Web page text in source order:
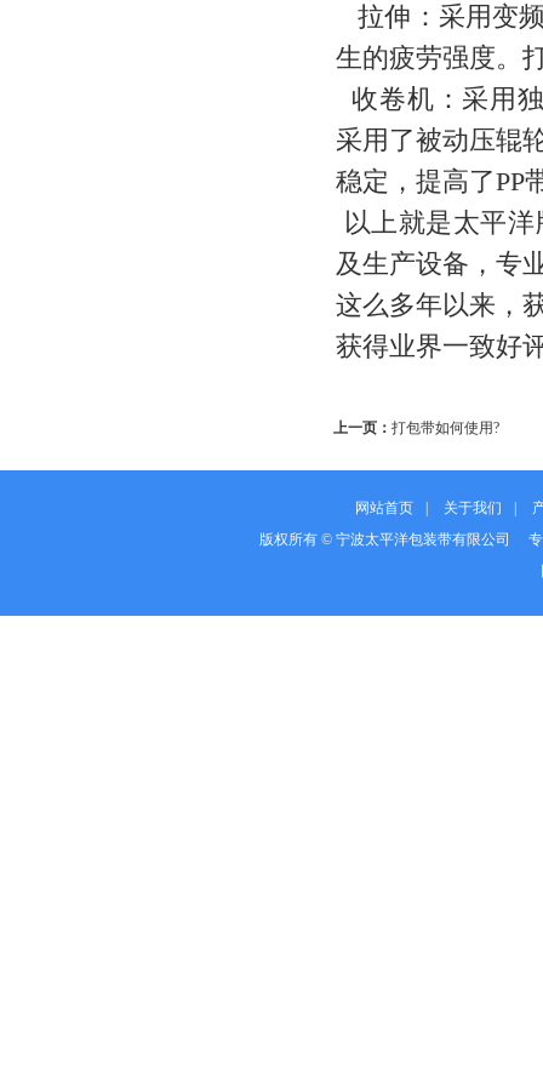
拉伸：采用变
生的疲劳强度。
收卷机：采用
采用了被动压辊
稳定，提高了PP
以上就是太平
及生产设备，专
这么多年以来，
获得业界一致好
上一页： 打包带如何使用?
网站首页 关于我们
版权所有 © 宁波太平洋包装带有限公司 专